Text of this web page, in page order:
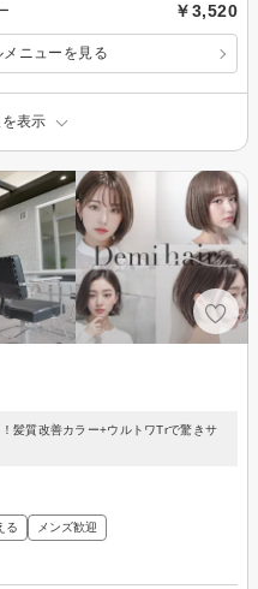
￥3,520
ニューを見る
表示
髪質改善カラー+ウルトワTrで驚きサ
る メンズ歓迎